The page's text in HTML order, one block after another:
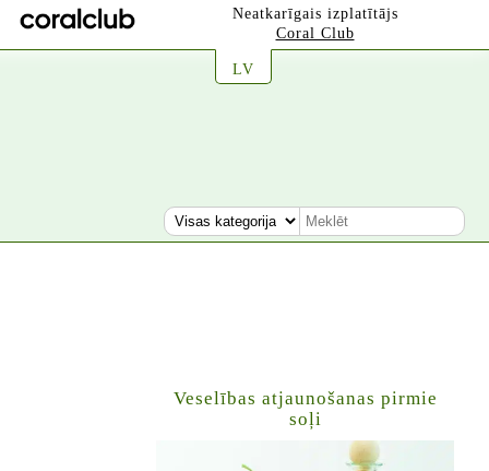
Neatkarīgais izplatītājs
Coral Club
LV
Veselības atjaunošanas pirmie
soļi